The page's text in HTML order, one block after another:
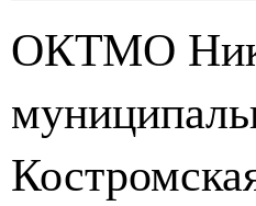
ОКТМО